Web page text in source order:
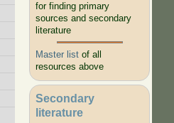
for finding primary
sources and secondary
literature
Master list of all
resources above
Secondary
literature